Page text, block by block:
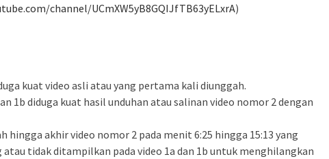
channel/UCmXW5yB8GQIJfTB63yELxrA)
kuat video asli atau yang pertama kali diunggah.
1b diduga kuat hasil unduhan atau salinan video nomor 2 dengan
hingga akhir video nomor 2 pada menit 6:25 hingga 15:13 yang
tidak ditampilkan pada video 1a dan 1b untuk menghilangkan